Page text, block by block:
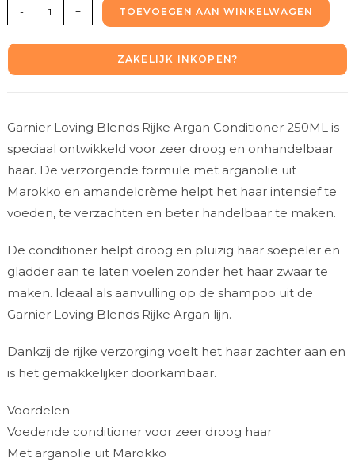
- + TOEVOEGEN AAN WINKELWAGEN
ZAKELIJK INKOPEN?
Garnier Loving Blends Rijke Argan Conditioner 250ML is
speciaal ontwikkeld voor zeer droog en onhandelbaar
haar. De verzorgende formule met arganolie uit
Marokko en amandelcrème helpt het haar intensief te
voeden, te verzachten en beter handelbaar te maken.
De conditioner helpt droog en pluizig haar soepeler en
gladder aan te laten voelen zonder het haar zwaar te
maken. Ideaal als aanvulling op de shampoo uit de
Garnier Loving Blends Rijke Argan lijn.
Dankzij de rijke verzorging voelt het haar zachter aan en
is het gemakkelijker doorkambaar.
Voordelen
Voedende conditioner voor zeer droog haar
Met arganolie uit Marokko